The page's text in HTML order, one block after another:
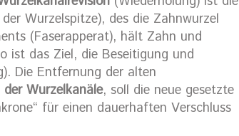
Wurzelspitze), des die Zahnwurzel
(Faserapperat), hält Zahn und
ist das Ziel, die Beseitigung und
Die Entfernung der alten
der Wurzelkanäle, soll die neue gesetzte
für einen dauerhaften Verschluss